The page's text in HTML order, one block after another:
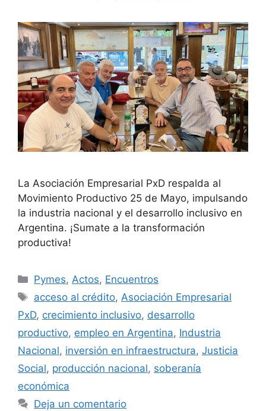
La Asociación Empresarial PxD respalda al
Movimiento Productivo 25 de Mayo, impulsando
la industria nacional y el desarrollo inclusivo en
Argentina. ¡Sumate a la transformación
productiva!
Pymes, Actos, Encuentros
acceso al crédito, Asociación Empresarial
PxD, crecimiento inclusivo, desarrollo
productivo, empleo en Argentina, Industria
Nacional, inversión en infraestructura, Justicia
Social, producción nacional, soberanía
económica
Deja un comentario